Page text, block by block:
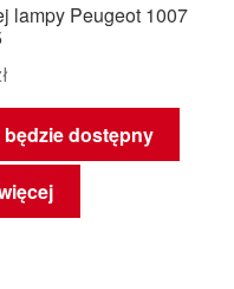
lampy Peugeot 1007
dostępny